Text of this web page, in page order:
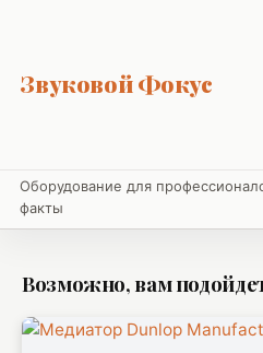
Звуковой Фокус
Оборудование для
факты
Возможно, вам